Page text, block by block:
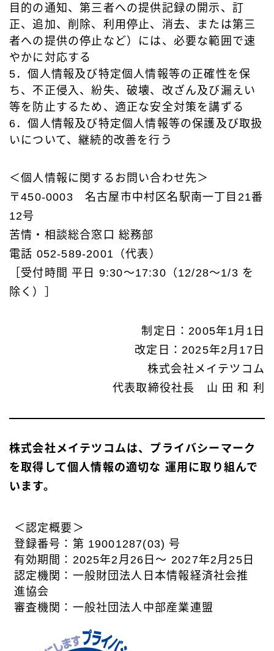
目的の通知、第三者への提供記録の開示、訂
正、追加、削除、利用停止、消去、または第三
者への提供の停⽌など）には、必要な範囲で速
やかに対応する
5．個人情報及び特定個人情報等の正確性を保
ち、不正侵入、紛失、破壊、改ざん及び漏えい
等を防止するため、適正な安全対策を講ずる
6．個人情報及び特定個人情報等の保護及び取扱
いについて、継続的改善を行う
＜個人情報に関するお問い合わせ先＞
〒450-0003 名古屋市中村区名駅南一丁目21番
12号
苦情・相談総合窓口 総務部
電話 052-589-2001（代表）
［受付時間 平日 9:30～17:30（12/28～1/3 を
除く）］
制定日：2005年1月1日
改定日：2025年2月17日
株式会社メイテツコム
代表取締役社長 山 田 和 利
株式会社メイテツコムは、プライバシーマーク
を取得して個人情報の適切な 運用に取り組んで
います。
＜認定概要＞
登録番号：第 19001287(03) 号
有効期間：2025年2月26日～ 2027年2月25日
認定機関：一般財団法人日本情報経済社会推
進協会
審査機関：一般社団法人中部産業連盟